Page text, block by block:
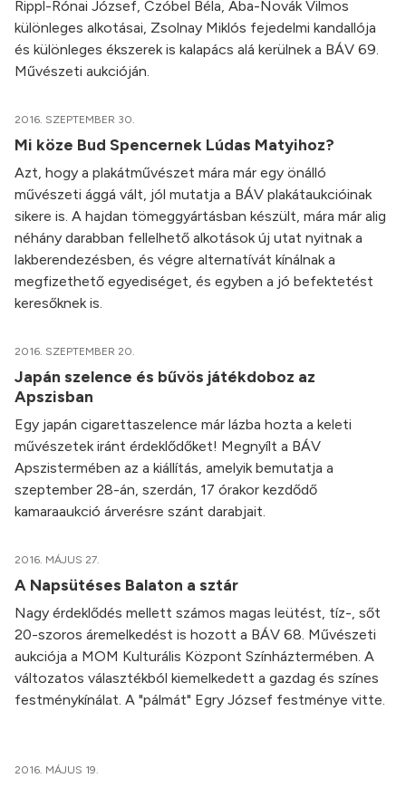
Rippl-Rónai József, Czóbel Béla, Aba-Novák Vilmos
különleges alkotásai, Zsolnay Miklós fejedelmi kandallója
és különleges ékszerek is kalapács alá kerülnek a BÁV 69.
Művészeti aukcióján.
2016. SZEPTEMBER 30.
Mi köze Bud Spencernek Lúdas Matyihoz?
Azt, hogy a plakátművészet mára már egy önálló
művészeti ággá vált, jól mutatja a BÁV plakátaukcióinak
sikere is. A hajdan tömeggyártásban készült, mára már alig
néhány darabban fellelhető alkotások új utat nyitnak a
lakberendezésben, és végre alternatívát kínálnak a
megfizethető egyediséget, és egyben a jó befektetést
keresőknek is.
2016. SZEPTEMBER 20.
Japán szelence és bűvös játékdoboz az
Apszisban
Egy japán cigarettaszelence már lázba hozta a keleti
művészetek iránt érdeklődőket! Megnyílt a BÁV
Apszistermében az a kiállítás, amelyik bemutatja a
szeptember 28-án, szerdán, 17 órakor kezdődő
kamaraaukció árverésre szánt darabjait.
2016. MÁJUS 27.
A Napsütéses Balaton a sztár
Nagy érdeklődés mellett számos magas leütést, tíz-, sőt
20-szoros áremelkedést is hozott a BÁV 68. Művészeti
aukciója a MOM Kulturális Központ Színháztermében. A
változatos választékból kiemelkedett a gazdag és színes
festménykínálat. A "pálmát" Egry József festménye vitte.
2016. MÁJUS 19.